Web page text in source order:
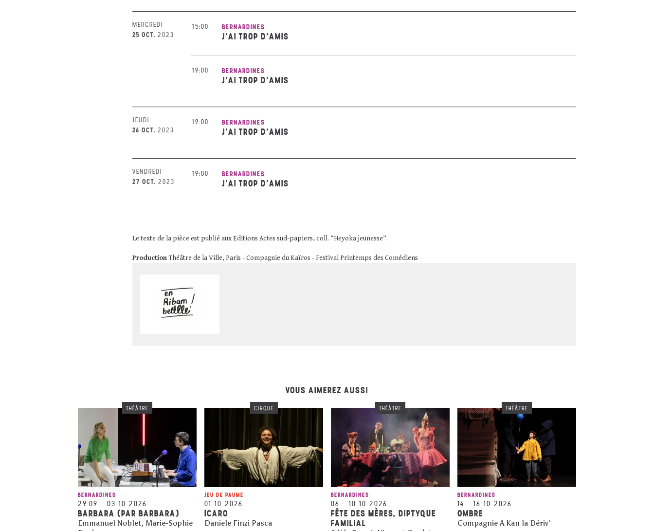
MERCREDI
25 OCT. 2023
15:00 BERNARDINES
J’AI TROP D’AMIS
19:00 BERNARDINES
J’AI TROP D’AMIS
JEUDI
26 OCT. 2023
19:00 BERNARDINES
J’AI TROP D’AMIS
VENDREDI
27 OCT. 2023
19:00 BERNARDINES
J’AI TROP D’AMIS
Le texte de la pièce est publié aux Editions Actes sud-papiers, coll. “Heyoka jeunesse”.
ProductionThéâtre de la Ville, Paris - Compagnie du Kaïros - Festival Printemps des Comédiens
VOUS AIMEREZ AUSSI
THÉÂTRE
BERNARDINES
29.09 – 03.10.2026
BARBARA (PAR BARBARA)
Emmanuel Noblet, Marie-Sophie
CIRQUE
JEU DE PAUME
01.10.2026
ICARO
Daniele Finzi Pasca
THÉÂTRE
BERNARDINES
06 – 10.10.2026
FÊTE DES MÈRES, DIPTYQUE
FAMILIAL
THÉÂTRE
BERNARDINES
14 – 16.10.2026
OMBRE
Compagnie A Kan la Dériv'